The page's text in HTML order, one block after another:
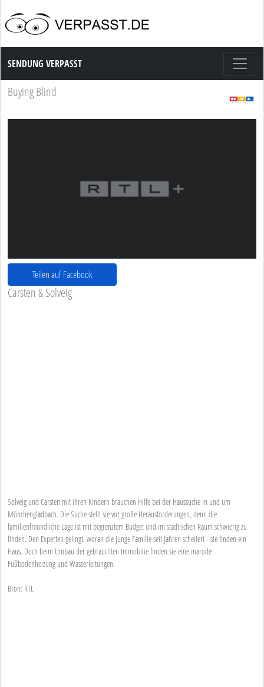
Sendung Verpasst
SENDUNG VERPASST
Buying Blind
Teilen auf Facebook
Carsten & Solveig
Solveig und Carsten mit ihren Kindern brauchen Hilfe bei der Haussuche in und um
Mönchengladbach. Die Suche stellt sie vor große Herausforderungen, denn die
familienfreundliche Lage ist mit begrenztem Budget und im städtischen Raum schwierig zu
finden. Den Experten gelingt, woran die junge Familie seit Jahren scheitert - sie finden ein
Haus. Doch beim Umbau der gebrauchten Immobilie finden sie eine marode
Fußbodenheizung und Wasserleitungen.
Bron: RTL